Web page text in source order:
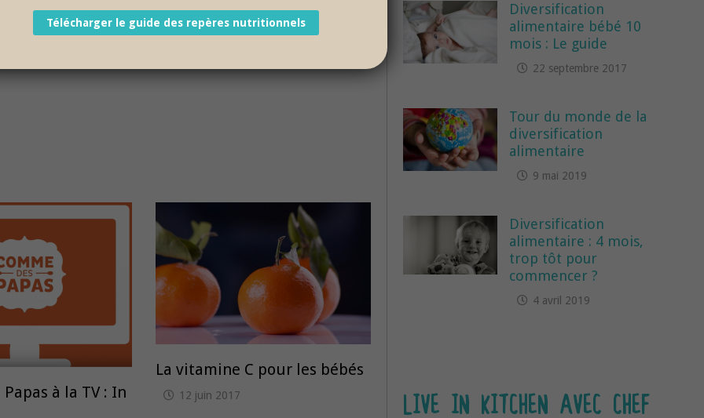
à la TV : In
La vitamine C pour les bébés
12 juin 2017
Diversification
alimentaire bébé 10
mois : Le guide
22 septembre 2017
Tour du monde de la
diversification
alimentaire
9 mai 2019
Diversification
alimentaire : 4 mois,
trop tôt pour
commencer ?
4 avril 2019
LIVE IN KITCHEN AVEC CHEF
Télécharger le guide des repères nutritionnels